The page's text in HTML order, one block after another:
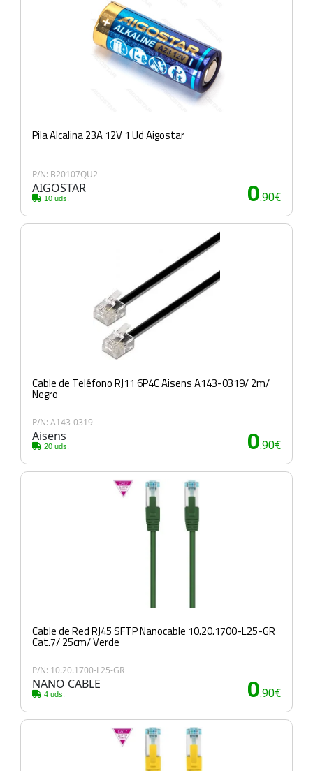
Pila Alcalina 23A 12V 1 Ud Aigostar
P/N: B20107QU2
AIGOSTAR
10 uds. 0.90€
Cable de Teléfono RJ11 6P4C Aisens A143-0319/ 2m/
Negro
P/N: A143-0319
Aisens
20 uds. 0.90€
Cable de Red RJ45 SFTP Nanocable 10.20.1700-L25-GR
Cat.7/ 25cm/ Verde
P/N: 10.20.1700-L25-GR
NANO CABLE
4 uds. 0.90€